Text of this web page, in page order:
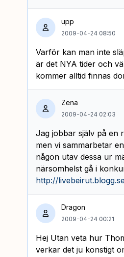
upp
2009-04-24 08:50
Varför kan man inte
är det NYA tider och
kommer alltid finnas
Zena
2009-04-24 02:03
Jag jobbar själv på en
men vi sammarbetar
någon utav dessa ur
närsomhelst gå i
http://
Dragon
2009-04-24 00:21
Hej Utan veta hur
verkar det ju konstigt